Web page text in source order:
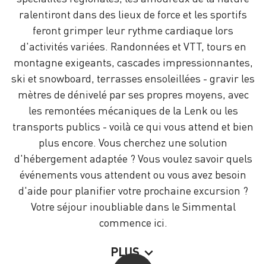
ralentiront dans des lieux de force et les sportifs
feront grimper leur rythme cardiaque lors
d'activités variées. Randonnées et VTT, tours en
montagne exigeants, cascades impressionnantes,
ski et snowboard, terrasses ensoleillées - gravir les
mètres de dénivelé par ses propres moyens, avec
les remontées mécaniques de la Lenk ou les
transports publics - voilà ce qui vous attend et bien
plus encore. Vous cherchez une solution
d'hébergement adaptée ? Vous voulez savoir quels
événements vous attendent ou vous avez besoin
d'aide pour planifier votre prochaine excursion ?
Votre séjour inoubliable dans le Simmental
commence ici.
PLUS